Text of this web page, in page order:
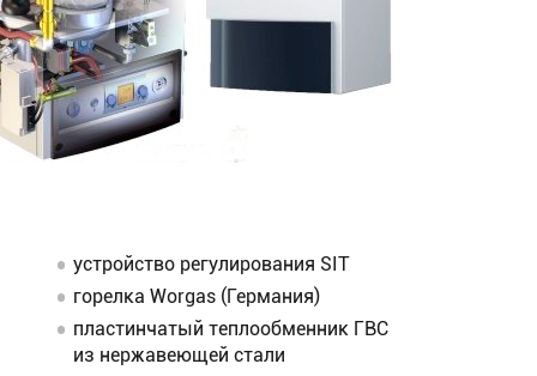
устройство регулирования SIT
горелка Worgas (Германия)
пластинчатый теплообменник ГВС
из нержавеющей стали